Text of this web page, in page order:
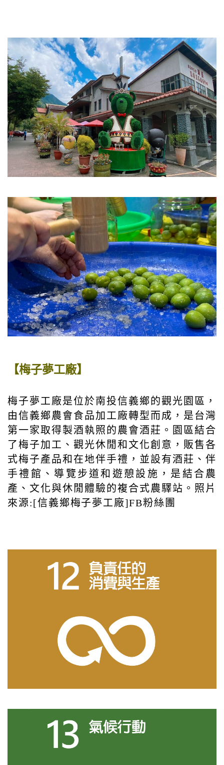
【梅子夢工廠】
梅子夢工廠是位於南投信義鄉的觀光園區，
由信義鄉農會食品加工廠轉型而成，是台灣
第一家取得製酒執照的農會酒莊。園區結合
了梅子加工、觀光休閒和文化創意，販售各
式梅子產品和在地伴手禮，並設有酒莊、伴
手禮館、導覽步道和遊憩設施，是結合農
產、文化與休閒體驗的複合式農驛站。照片
來源:[信義鄉梅子夢工廠]FB粉絲團